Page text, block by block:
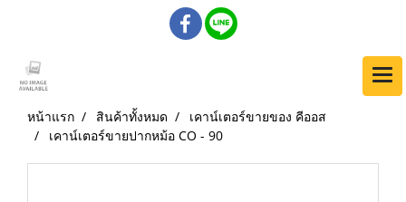
หน้าแรก สินค้าทั้งหมด
เคาน์เตอร์ขายของ คีออส
เคาน์เตอร์ขายปากหม้อ CO - 90